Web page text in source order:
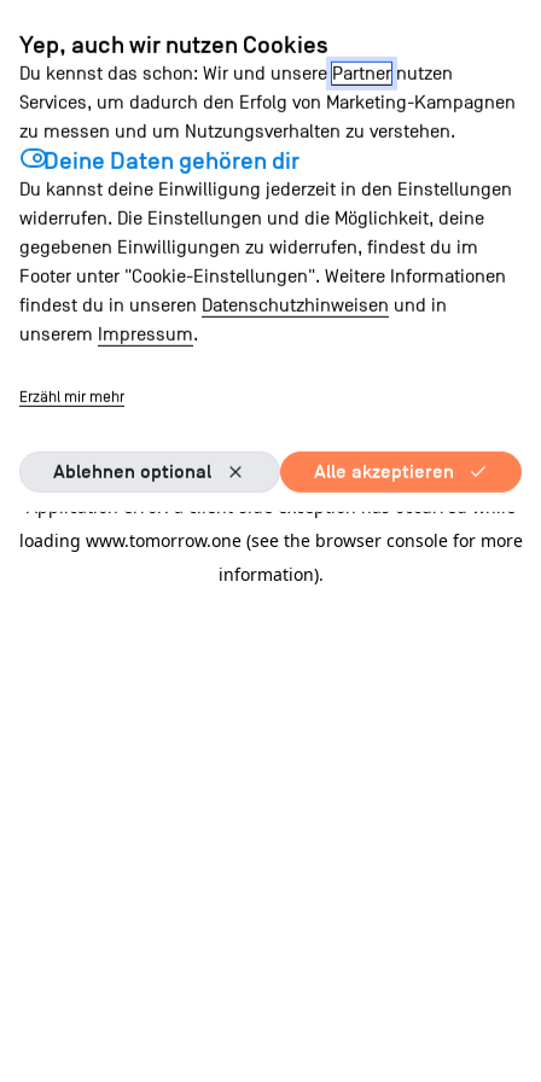
Zum
Inhalt
springen
Application error: a client-side exception has occurred while
loading www.tomorrow.one (see the browser console for more
information).
Yep, auch wir nutzen Cookies
Du kennst das schon: Wir und unsere Partner nutzen
Services, um dadurch den Erfolg von Marketing-Kampagnen
zu messen und um Nutzungsverhalten zu verstehen.
Deine Daten gehören dir
Du kannst deine Einwilligung jederzeit in den Einstellungen
widerrufen. Die Einstellungen und die Möglichkeit, deine
gegebenen Einwilligungen zu widerrufen, findest du im
Footer unter "Cookie-Einstellungen". Weitere Informationen
findest du in unseren Datenschutzhinweisen und in
unserem Impressum.
Erzähl mir mehr
Ablehnen optional Alle akzeptieren